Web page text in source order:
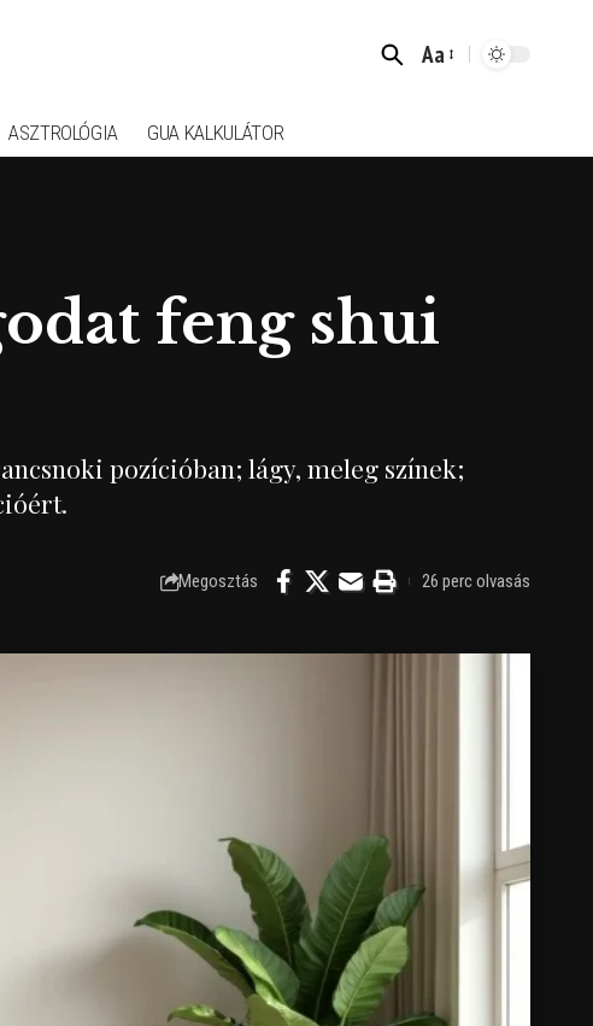
Font
Aa
ASZTROLÓGIA GUA KALKULÁTOR
feng shui
pozícióban; lágy, meleg színek;
Megosztás 26 perc olvasás